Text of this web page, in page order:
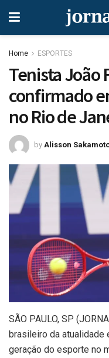
Home ESPORTES
Tenista João
confirmado
no Rio de
by Alisson
SÃO PAULO, SP
brasileiro da atualidade
geração do esporte no